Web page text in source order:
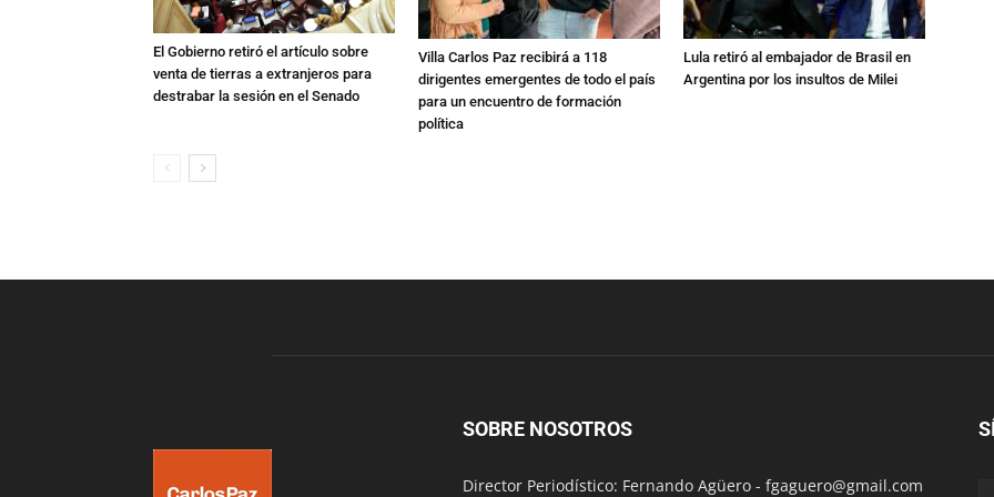
El Gobierno retiró el artículo sobre
venta de tierras a extranjeros para
destrabar la sesión en el Senado
Villa Carlos Paz recibirá a 118
dirigentes emergentes de todo el país
para un encuentro de formación
política
Lula retiró al embajador de Brasil en
Argentina por los insultos de Milei
SOBRE NOSOTROS
Director Periodístico: Fernando Agüero - fgaguero@gmail.com